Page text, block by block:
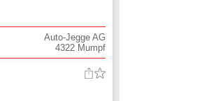
Auto-Jegge AG
4322 Mumpf